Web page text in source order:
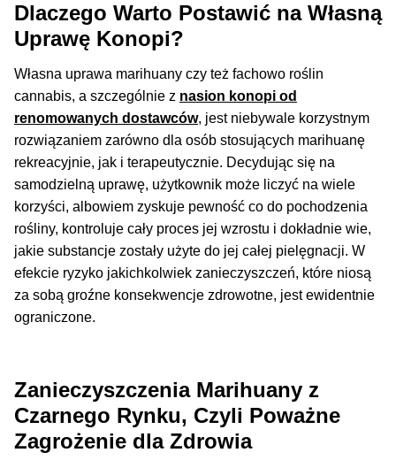
100% Indica
100% Sativa
50% Indica i 50% Sativa
Mix Paczki i Zestawy
Duże Oryginalne Opakowania
TOP 10 Auto
TOP 10 Indoor
Producenci Nasion
Fajki Wodne
Dlaczego Warto Postawić na Własną
Uprawę Konopi?
Własna uprawa marihuany czy też fachowo roślin
cannabis, a szczególnie z nasion konopi od
renomowanych dostawców, jest niebywale korzystnym
rozwiązaniem zarówno dla osób stosujących marihuanę
rekreacyjnie, jak i terapeutycznie. Decydując się na
samodzielną uprawę, użytkownik może liczyć na wiele
korzyści, albowiem zyskuje pewność co do pochodzenia
rośliny, kontroluje cały proces jej wzrostu i dokładnie wie,
jakie substancje zostały użyte do jej całej pielęgnacji. W
efekcie ryzyko jakichkolwiek zanieczyszczeń, które niosą
za sobą groźne konsekwencje zdrowotne, jest ewidentnie
ograniczone.
Zanieczyszczenia Marihuany z
Czarnego Rynku, Czyli Poważne
Zagrożenie dla Zdrowia